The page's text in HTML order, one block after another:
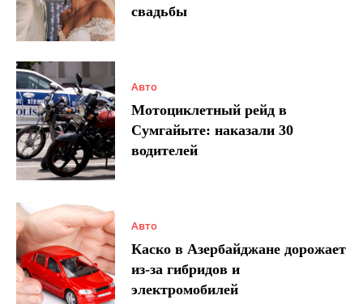
свадьбы
Авто
Мотоциклетный рейд в
Сумгайыте: наказали 30
водителей
Авто
Каско в Азербайджане дорожает
из-за гибридов и
электромобилей